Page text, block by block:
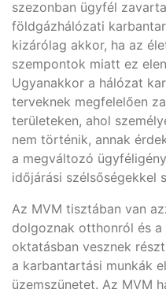
szezonban ügyfél
földgázhálózati
kizárólag akkor, ha az
szempontok miatt ez
Ugyanakkor a hálózat
terveknek megfelelően
területeken, ahol
nem történik, annak
a megváltozó
időjárási szélsőségekkel
Az MVM tisztában van
dolgoznak otthonról és
oktatásban vesznek
a karbantartási munkák
üzemszünetet. Az MVM